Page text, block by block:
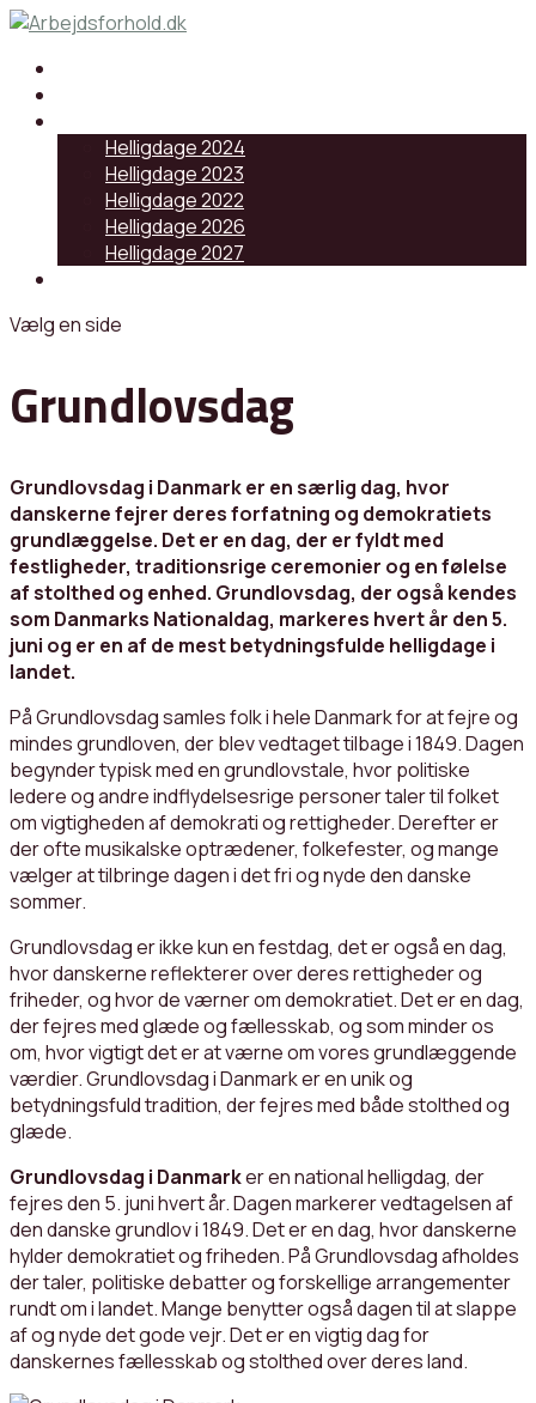
Helligdage 2024
Helligdage 2023
Helligdage 2022
Helligdage 2026
Helligdage 2027
Vælg en side
Grundlovsdag
Grundlovsdag i Danmark er en særlig dag, hvor
danskerne fejrer deres forfatning og demokratiets
grundlæggelse. Det er en dag, der er fyldt med
festligheder, traditionsrige ceremonier og en følelse
af stolthed og enhed. Grundlovsdag, der også kendes
som Danmarks Nationaldag, markeres hvert år den 5.
juni og er en af de mest betydningsfulde helligdage i
landet.
På Grundlovsdag samles folk i hele Danmark for at fejre og
mindes grundloven, der blev vedtaget tilbage i 1849. Dagen
begynder typisk med en grundlovstale, hvor politiske
ledere og andre indflydelsesrige personer taler til folket
om vigtigheden af demokrati og rettigheder. Derefter er
der ofte musikalske optrædener, folkefester, og mange
vælger at tilbringe dagen i det fri og nyde den danske
sommer.
Grundlovsdag er ikke kun en festdag, det er også en dag,
hvor danskerne reflekterer over deres rettigheder og
friheder, og hvor de værner om demokratiet. Det er en dag,
der fejres med glæde og fællesskab, og som minder os
om, hvor vigtigt det er at værne om vores grundlæggende
værdier. Grundlovsdag i Danmark er en unik og
betydningsfuld tradition, der fejres med både stolthed og
glæde.
Grundlovsdag i Danmarker en national helligdag, der
fejres den 5. juni hvert år. Dagen markerer vedtagelsen af
den danske grundlov i 1849. Det er en dag, hvor danskerne
hylder demokratiet og friheden. På Grundlovsdag afholdes
der taler, politiske debatter og forskellige arrangementer
rundt om i landet. Mange benytter også dagen til at slappe
af og nyde det gode vejr. Det er en vigtig dag for
danskernes fællesskab og stolthed over deres land.